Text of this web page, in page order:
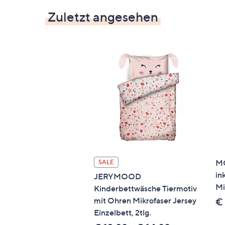
Zuletzt angesehen
SALE
JERYMOOD
Kinderbettwäsche Tiermotiv
mit Ohren Mikrofaser Jersey
Einzelbett, 2tlg.
€